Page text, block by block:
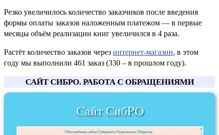
Резко увеличилось количество заказчиков после введения
формы оплаты заказов наложенным платежом — в первые
месяцы объём реализации книг увеличился в 4 раза.
Растёт количество заказов через интернет-магазин, в этом
году мы выполнили 461 заказ (330 – в прошлом году).
САЙТ СИБРО. РАБОТА С ОБРАЩЕНИЯМИ